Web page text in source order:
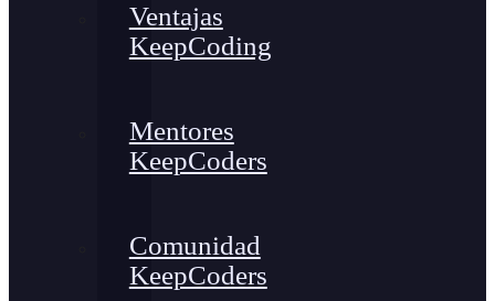
Ventajas
KeepCoding
Mentores
KeepCoders
Comunidad
KeepCoders